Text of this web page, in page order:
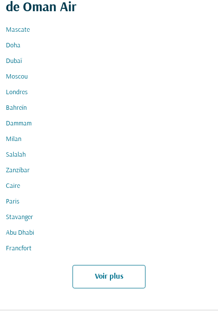
de Oman Air
Mascate
Doha
Dubaï
Moscou
Londres
Bahreïn
Dammam
Milan
Salalah
Zanzíbar
Caire
Paris
Stavanger
Abu Dhabi
Francfort
Voir plus